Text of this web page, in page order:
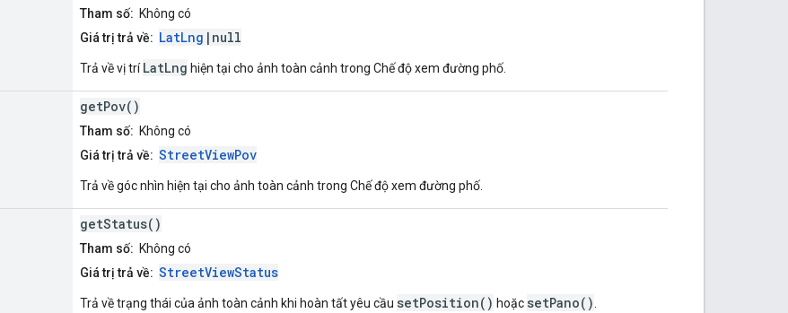
Tham số: Không có
Giá trị trả về: LatLng |null
Trả về vị tríLatLng hiện tại cho ảnh toàn cảnh trong Chế độ xem đường phố.
getPov()
Tham số: Không có
Giá trị trả về: StreetViewPov
Trả về góc nhìn hiện tại cho ảnh toàn cảnh trong Chế độ xem đường phố.
getStatus()
Tham số: Không có
Giá trị trả về: StreetViewStatus
Trả về trạng thái của ảnh toàn cảnh khi hoàn tất yêu cầu setPosition() hoặc setPano()